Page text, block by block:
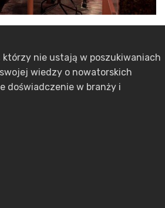
nie ustają w poszukiwaniach
wiedzy o nowatorskich
doświadczenie w branży i